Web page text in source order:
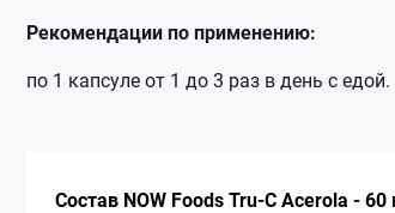
Рекомендации по применению:
по 1 капсуле от 1 до 3 раз в день с едой.
Состав NOW Foods Tru-C Acerola - 60